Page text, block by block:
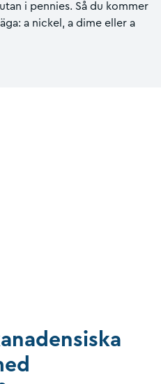
i pennies. Så du kommer
a nickel, a dime eller a